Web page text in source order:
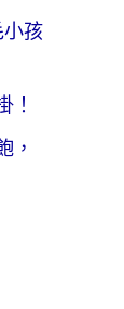
孩
！
，